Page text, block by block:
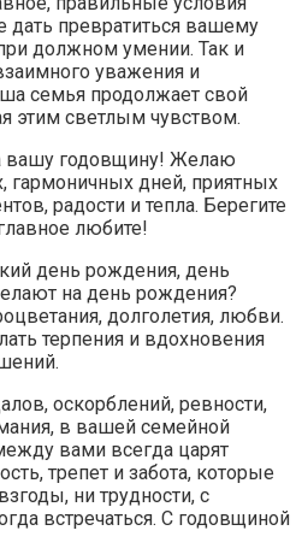
превратиться вашему
должном умении. Так и
уважения и
семья продолжает свой
этим светлым чувством.
вашу годовщину! Желаю
гармоничных дней, приятных
радости и тепла. Берегите
любите!
день рождения, день
на день рождения?
долголетия, любви.
терпения и вдохновения
оскорблений, ревности,
в вашей семейной
вами всегда царят
трепет и забота, которые
ни трудности, с
встречаться. С годовщиной